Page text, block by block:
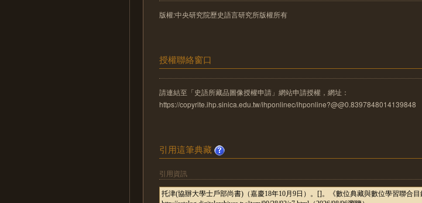
版權:中央研究院歷史語言研究所版權所有
授權聯絡窗口
請連結至「史語所藏品圖像授權申請」網站申請授權，網址：
https://copyrite.ihp.sinica.edu.tw/ihponlinec/ihponline?@@0.8397848014139848
引用這筆典藏
引用資訊